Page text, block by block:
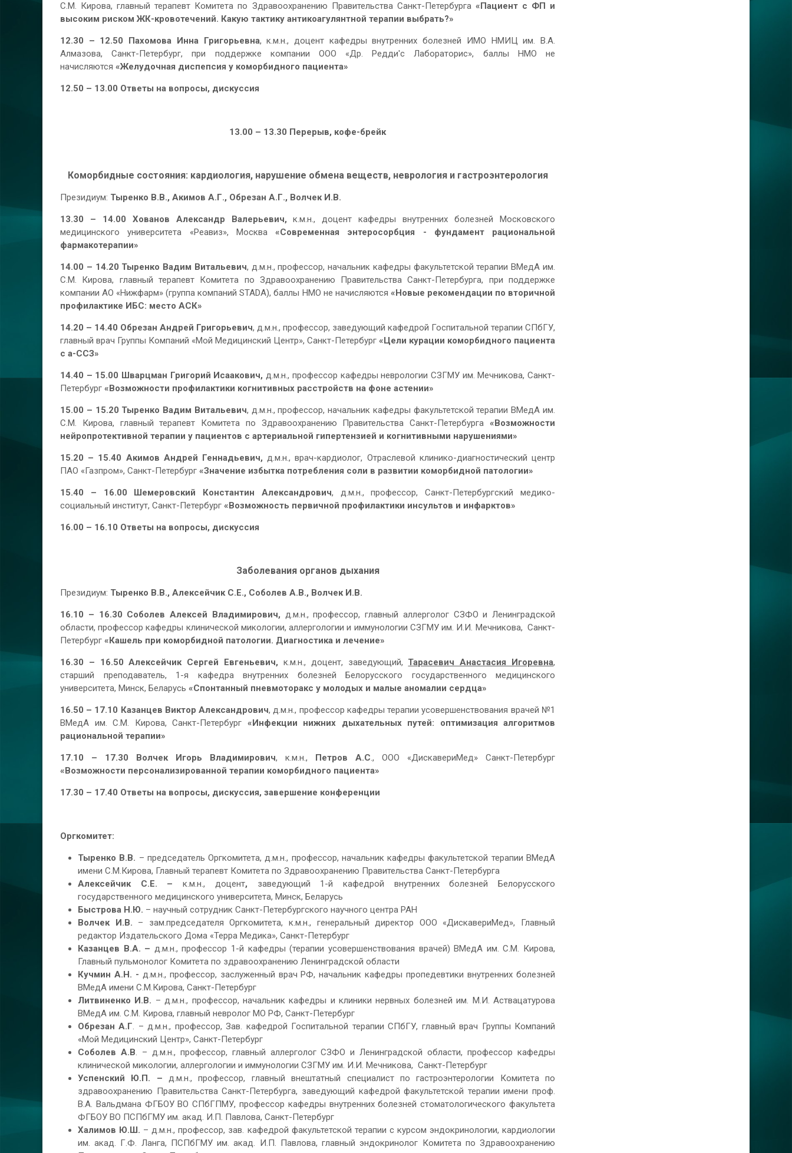
С.М. Кирова, главный терапевт Комитета по Здравоохранению Правительства Санкт-Петербурга «Пациент с ФП и
высоким риском ЖК-кровотечений. Какую тактику антикоагулянтной терапии выбрать?»
12.30 – 12.50 Пахомова Инна Григорьевна, к.м.н., доцент кафедры внутренних болезней ИМО НМИЦ им. В.А.
Алмазова, Санкт-Петербург, при поддержке компании ООО «Др. Редди'с Лабораторис», баллы НМО не
начисляются «Желудочная диспепсия у коморбидного пациента»
12.50 – 13.00 Ответы на вопросы, дискуссия
13.00 – 13.30 Перерыв, кофе-брейк
Коморбидные состояния: кардиология, нарушение обмена веществ, неврология и гастроэнтерология
Президиум: Тыренко В.В., Акимов А.Г., Обрезан А.Г., Волчек И.В.
13.30 – 14.00 Хованов Александр Валерьевич,к.м.н., доцент кафедры внутренних болезней Московского
медицинского университета «Реавиз», Москва «Современная энтеросорбция - фундамент рациональной
фармакотерапии»
14.00 – 14.20 Тыренко Вадим Витальевич, д.м.н., профессор, начальник кафедры факультетской терапии ВМедА им.
С.М. Кирова, главный терапевт Комитета по Здравоохранению Правительства Санкт-Петербурга, при поддержке
компании АО «Нижфарм» (группа компаний STADA), баллы НМО не начисляются «Новые рекомендации по вторичной
профилактике ИБС: место АСК»
14.20 – 14.40 Обрезан Андрей Григорьевич, д.м.н., профессор, заведующий кафедрой Госпитальной терапии СПбГУ,
главный врач Группы Компаний «Мой Медицинский Центр», Санкт-Петербург «Цели курации коморбидного пациента
с а-ССЗ»
14.40 – 15.00 Шварцман Григорий Исаакович,д.м.н., профессор кафедры неврологии СЗГМУ им. Мечникова, Санкт-
Петербург «Возможности профилактики когнитивных расстройств на фоне астении»
15.00 – 15.20 Тыренко Вадим Витальевич, д.м.н., профессор, начальник кафедры факультетской терапии ВМедА им.
С.М. Кирова, главный терапевт Комитета по Здравоохранению Правительства Санкт-Петербурга «Возможности
нейропротективной терапии у пациентов с артериальной гипертензией и когнитивными нарушениями»
15.20 – 15.40 Акимов Андрей Геннадьевич,д.м.н., врач-кардиолог, Отраслевой клинико-диагностический центр
ПАО «Газпром», Санкт-Петербург «Значение избытка потребления соли в развитии коморбидной патологии»
15.40 – 16.00 Шемеровский Константин Александрович, д.м.н., профессор, Санкт-Петербургский медико-
социальный институт, Санкт-Петербург «Возможность первичной профилактики инсультов и инфарктов»
16.00 – 16.10 Ответы на вопросы, дискуссия
Заболевания органов дыхания
Президиум: Тыренко В.В., Алексейчик С.Е., Соболев А.В., Волчек И.В.
16.10 – 16.30 Соболев Алексей Владимирович, д.м.н., профессор, главный аллерголог СЗФО и Ленинградской
области, профессор кафедры клинической микологии, аллергологии и иммунологии СЗГМУ им. И.И. Мечникова, Санкт-
Петербург «Кашель при коморбидной патологии. Диагностика и лечение»
16.30 – 16.50 Алексейчик Сергей Евгеньевич, к.м.н., доцент, заведующий, Тарасевич Анастасия Игоревна,
старший преподаватель, 1-я кафедра внутренних болезней Белорусского государственного медицинского
университета, Минск, Беларусь «Спонтанный пневмоторакс у молодых и малые аномалии сердца»
16.50 – 17.10 Казанцев Виктор Александрович, д.м.н., профессор кафедры терапии усовершенствования врачей №1
ВМедА им. С.М. Кирова, Санкт-Петербург «Инфекции нижних дыхательных путей: оптимизация алгоритмов
рациональной терапии»
17.10 – 17.30 Волчек Игорь Владимирович, к.м.н., Петров А.С., ООО «ДискавериМед» Санкт-Петербург
«Возможности персонализированной терапии коморбидного пациента»
17.30 – 17.40 Ответы на вопросы, дискуссия, завершение конференции
Оргкомитет:
Тыренко В.В. – председатель Оргкомитета, д.м.н., профессор, начальник кафедры факультетской терапии ВМедА
имени С.М.Кирова, Главный терапевт Комитета по Здравоохранению Правительства Санкт-Петербурга
Алексейчик С.Е. –к.м.н., доцент, заведующий 1-й кафедрой внутренних болезней Белорусского
государственного медицинского университета, Минск, Беларусь
Быстрова Н.Ю. – научный сотрудник Санкт-Петербургского научного центра РАН
Волчек И.В. – зам.председателя Оргкомитета, к.м.н., генеральный директор ООО «ДискавериМед», Главный
редактор Издательского Дома «Терра Медика», Санкт-Петербург
Казанцев В.А. – д.м.н., профессор 1-й кафедры (терапии усовершенствования врачей) ВМедА им. С.М. Кирова,
Главный пульмонолог Комитета по здравоохранению Ленинградской области
Кучмин А.Н. - д.м.н., профессор, заслуженный врач РФ, начальник кафедры пропедевтики внутренних болезней
ВМедА имени С.М.Кирова, Санкт-Петербург
Литвиненко И.В. – д.м.н., профессор, начальник кафедры и клиники нервных болезней им. М.И. Аствацатурова
ВМедА им. С.М. Кирова, главный невролог МО РФ, Санкт-Петербург
Обрезан А.Г. – д.м.н., профессор, Зав. кафедрой Госпитальной терапии СПбГУ, главный врач Группы Компаний
«Мой Медицинский Центр», Санкт-Петербург
Соболев А.В. – д.м.н., профессор, главный аллерголог СЗФО и Ленинградской области, профессор кафедры
клинической микологии, аллергологии и иммунологии СЗГМУ им. И.И. Мечникова, Санкт-Петербург
Успенский Ю.П. – д.м.н., профессор, главный внештатный специалист по гастроэнтерологии Комитета по
здравоохранению Правительства Санкт-Петербурга, заведующий кафедрой факультетской терапии имени проф.
В.А. Вальдмана ФГБОУ ВО СПбГПМУ, профессор кафедры внутренних болезней стоматологического факультета
ФГБОУ ВО ПСПбГМУ им. акад. И.П. Павлова, Санкт-Петербург
Халимов Ю.Ш. – д.м.н., профессор, зав. кафедрой факультетской терапии с курсом эндокринологии, кардиологии
им. акад. Г.Ф. Ланга, ПСПбГМУ им. акад. И.П. Павлова, главный эндокринолог Комитета по Здравоохранению